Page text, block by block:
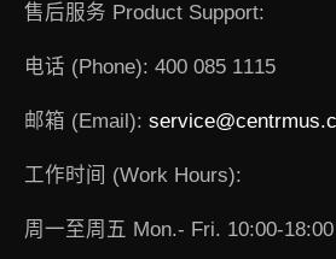
售后服务 Product Support:
电话 (Phone): 400 085 1115
邮箱 (Email):
工作时间 (Work Hours):
周一至周五 Mon.- Fri. 10:00-18:00